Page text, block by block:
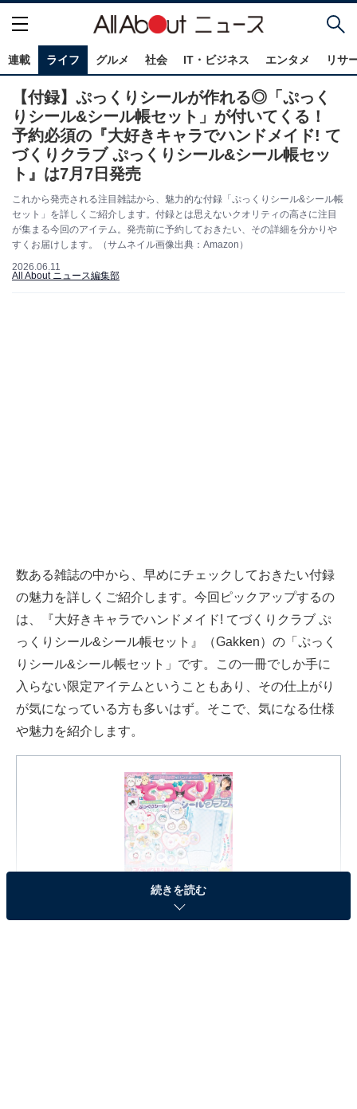
連載 ライフ グルメ 社会 IT・ビジネス エンタメ リサ
【付録】ぷっくりシールが作れる◎「ぷっく
りシール&シール帳セット」が付いてくる！
予約必須の『大好きキャラでハンドメイド! て
づくりクラブ ぷっくりシール&シール帳セッ
ト』は7月7日発売
これから発売される注目雑誌から、魅力的な付録「ぷっくりシール&シール帳
セット」を詳しくご紹介します。付録とは思えないクオリティの高さに注目
が集まる今回のアイテム。発売前に予約しておきたい、その詳細を分かりや
すくお届けします。（サムネイル画像出典：Amazon）
2026.06.11
All About ニュース編集部
数ある雑誌の中から、早めにチェックしておきたい付録
の魅力を詳しくご紹介します。今回ピックアップするの
は、『大好きキャラでハンドメイド! てづくりクラブ ぷ
っくりシール&シール帳セット』（Gakken）の「ぷっく
りシール&シール帳セット」です。この一冊でしか手に
入らない限定アイテムということもあり、その仕上がり
が気になっている方も多いはず。そこで、気になる仕様
や魅力を紹介します。
大好きキャラでハンドメイド! てづくりシールクラブ
(Gakken Mook)
続きを読む